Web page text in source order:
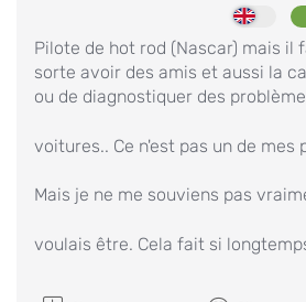
Pilote de hot rod (Nascar) mais il
sorte avoir des amis et aussi la
ou de diagnostiquer des
voitures.. Ce n'est pas un de mes
Mais je ne me souviens pas
voulais être. Cela fait si